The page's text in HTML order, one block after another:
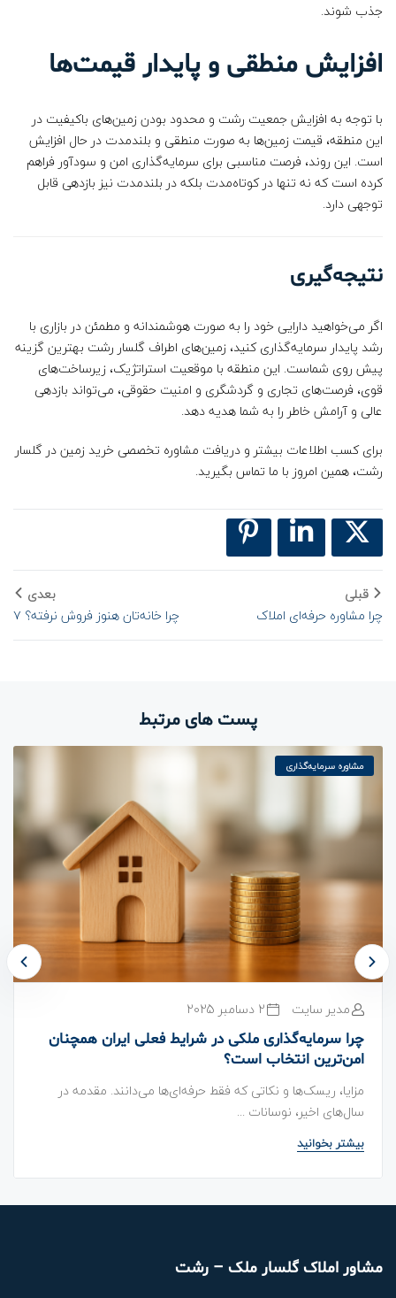
جذب شوند.
افزایش منطقی و پایدار قیمت‌ها
با توجه به افزایش جمعیت رشت و محدود بودن زمین‌های باکیفیت در
این منطقه، قیمت زمین‌ها به صورت منطقی و بلندمدت در حال افزایش
است. این روند، فرصت مناسبی برای سرمایه‌گذاری امن و سودآور فراهم
کرده است که نه تنها در کوتاه‌مدت بلکه در بلندمدت نیز بازدهی قابل
توجهی دارد.
نتیجه‌گیری
اگر می‌خواهید دارایی خود را به صورت هوشمندانه و مطمئن در بازاری با
رشد پایدار سرمایه‌گذاری کنید، زمین‌های اطراف گلسار رشت بهترین گزینه
پیش روی شماست. این منطقه با موقعیت استراتژیک، زیرساخت‌های
قوی، فرصت‌های تجاری و گردشگری و امنیت حقوقی، می‌تواند بازدهی
عالی و آرامش خاطر را به شما هدیه دهد.
برای کسب اطلاعات بیشتر و دریافت مشاوره تخصصی خرید زمین در گلسار
رشت، همین امروز با ما تماس بگیرید.
قبلی
چرا مشاوره حرفه‌ای املاک
می‌تواند آینده مالی شما را تغییر
بعدی
چرا خانه‌تان هنوز فروش نرفته؟ ۷
دلیل پنهان که مشاوران املاک به
پست های مرتبط
مشاوره سرمایه‌گذاری
مدیر سایت 2 دسامبر 2025
چرا سرمایه‌گذاری ملکی در شرایط فعلی ایران همچنان
امن‌ترین انتخاب است؟
مزایا، ریسک‌ها و نکاتی که فقط حرفه‌ای‌ها می‌دانند. مقدمه در
سال‌های اخیر، نوسانات ...
بیشتر بخوانید
مشاور املاک گلسار ملک – رشت